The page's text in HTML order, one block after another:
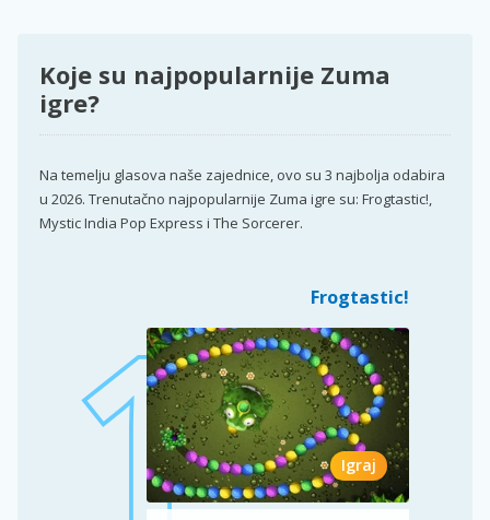
Koje su najpopularnije Zuma
igre?
Na temelju glasova naše zajednice, ovo su 3 najbolja odabira
u 2026. Trenutačno najpopularnije Zuma igre su: Frogtastic!,
Mystic India Pop Express i The Sorcerer.
Frogtastic!
Igraj